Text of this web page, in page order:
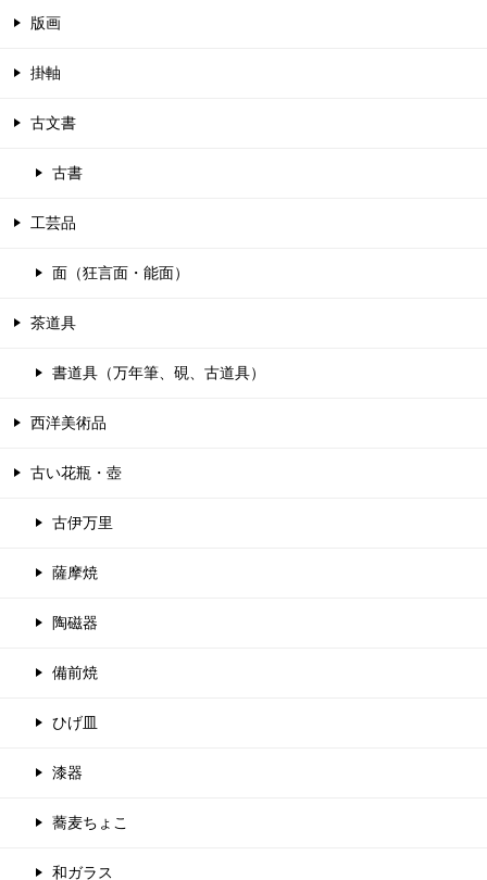
版画
掛軸
古文書
古書
工芸品
面（狂言面・能面）
茶道具
書道具（万年筆、硯、古道具）
西洋美術品
古い花瓶・壺
古伊万里
薩摩焼
陶磁器
備前焼
ひげ皿
漆器
蕎麦ちょこ
和ガラス